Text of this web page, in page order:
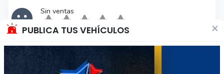
PUBLICA TUS VEHÍCULOS ×
Sin ventas
Descripción del producto